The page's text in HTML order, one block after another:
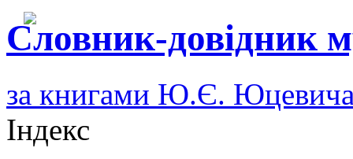
Словник-довідник
за книгами Ю.Є.
Індекс